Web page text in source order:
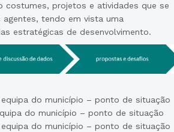
costumes, projetos e atividades que se
tendo em vista uma
estratégicas de desenvolvimento.
do município – ponto de situação
do município – ponto de situação
do município – ponto de situação